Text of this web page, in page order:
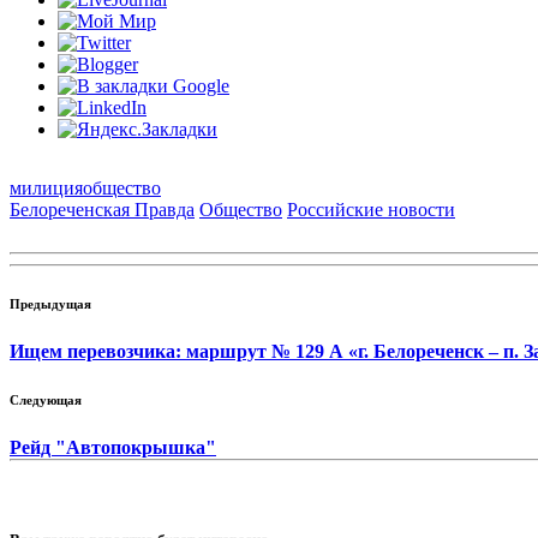
милицияобщество
Белореченская Правда Общество Российские новости
Предыдущая
Ищем перевозчика: маршрут № 129 А «г. Белореченск – п.
Следующая
Рейд "Автопокрышка"